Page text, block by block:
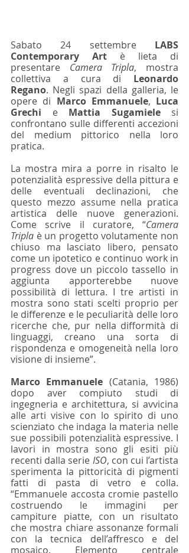
Sabato 24 settembre LABS
Contemporary Art è lieta di
presentare Camera Tripla, mostra
collettiva a cura di Leonardo
Regano. Negli spazi della galleria, le
opere di Marco Emmanuele, Luca
Grechi e Mattia Sugamiele si
confrontano sulle differenti accezioni
del medium pittorico nella loro
pratica.
La mostra mira a porre in risalto le
potenzialità espressive della pittura e
delle eventuali declinazioni, che
questo mezzo assume nella pratica
artistica delle nuove generazioni.
Come scrive il curatore, “Camera
Tripla è un progetto volutamente non
chiuso ma lasciato libero, pensato
come un ipotetico e continuo work in
progress dove un piccolo tassello in
aggiunta apporterebbe nuove
possibilità di lettura. I tre artisti in
mostra sono stati scelti proprio per
le differenze e le peculiarità delle loro
ricerche che, pur nella difformità di
linguaggi, creano una sorta di
rispondenza e omogeneità nella loro
visione di insieme”.
Marco Emmanuele (Catania, 1986)
dopo aver compiuto studi di
ingegneria e architettura, si avvicina
alle arti visive con lo spirito di uno
scienziato che indaga la materia nelle
sue possibili potenzialità espressive. I
lavori in mostra sono gli esiti più
recenti dalla serie ISO, con cui l’artista
sperimenta la pittoricità di pigmenti
fatti di pasta di vetro e colla.
“Emmanuele accosta cromie pastello
costruendo le immagini per
campiture piatte, con un risultato
che mostra chiare assonanze formali
con la tecnica dell’affresco e del
mosaico. Elemento centrale